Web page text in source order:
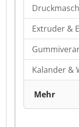
Extruder &
Kalander &
Mehr